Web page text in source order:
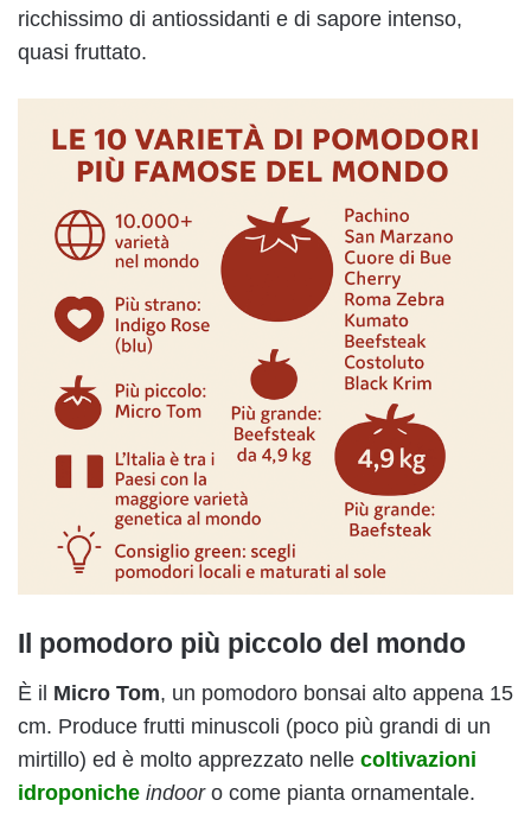
ricchissimo di antiossidanti e di sapore intenso,
quasi fruttato.
Il pomodoro più piccolo del mondo
È il Micro Tom, un pomodoro bonsai alto appena 15
cm. Produce frutti minuscoli (poco più grandi di un
mirtillo) ed è molto apprezzato nelle coltivazioni
idroponiche indooro come pianta ornamentale.